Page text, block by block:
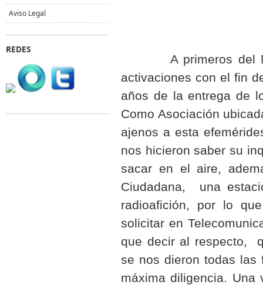
A primeros del
activaciones con el fin
años de la entrega de
Como Asociación
ajenos a esta
nos hicieron saber su
sacar en el aire,
Ciudadana, una
radioafición, por lo
solicitar en
que decir al respecto,
se nos dieron todas
máxima diligencia. Una
Aviso Legal
REDES